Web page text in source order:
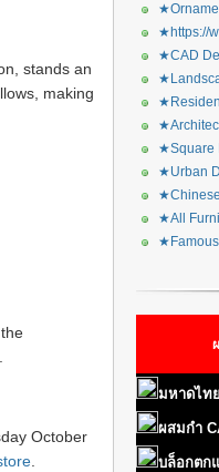
stands an
making
October
★https://
★CAD
★Square
★Urban
★All
มหาดไท
ผสมกำ
บล็อกตก